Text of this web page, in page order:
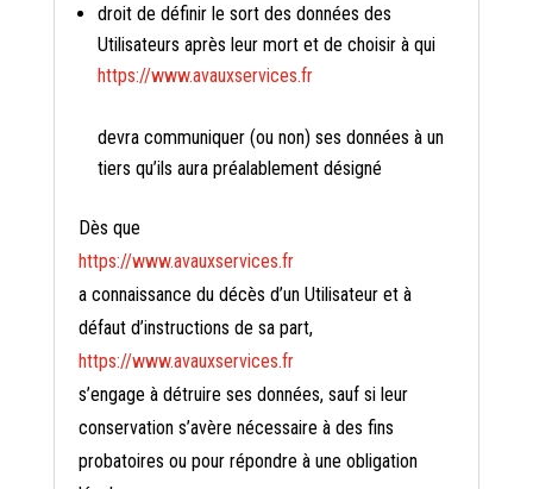
droit de définir le sort des données des
Utilisateurs après leur mort et de choisir à qui
https://www.avauxservices.fr
devra communiquer (ou non) ses données à un
tiers qu’ils aura préalablement désigné
Dès que
https://www.avauxservices.fr
a connaissance du décès d’un Utilisateur et à
défaut d’instructions de sa part,
https://www.avauxservices.fr
s’engage à détruire ses données, sauf si leur
conservation s’avère nécessaire à des fins
probatoires ou pour répondre à une obligation